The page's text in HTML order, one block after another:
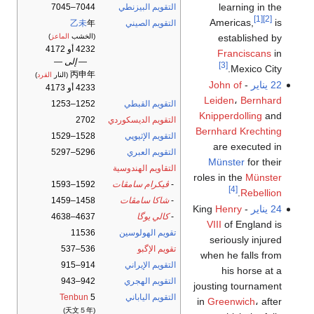
التقويم البيزنطي
7044–7045
التقويم الصيني
乙未年
(الخشب الماعز )
4232 أو 4172
— إلى —
丙申年 (النار القرد)
4233 أو 4173
التقويم القبطي
1252–1253
التقويم الديسكوردي
2702
التقويم الإثيوپي
1528–1529
التقويم العبري
5296–5297
التقاويم الهندوسية
- ڤيكرام سامڤات
1592–1593
-شاكا سامڤات
1458–1459
-كالي يوگا
4637–4638
تقويم الهولوسين
11536
تقويم الإگبو
536–537
التقويم الإيراني
914–915
التقويم الهجري
942–943
التقويم الياباني
Tenbun 5
(天文５年)
learning in the
Americas,
[1] [2]is
established by
Franciscansin
Mexico City.
[3]
22 يناير -
John of
Leiden، Bernhard
Knipperdolling and
Bernhard Krechting
are executed in
Münsterfor their
roles in the Münster
Rebellion
.
[4]
24 يناير - King
Henry
VIII of England is
seriously injured
when he falls from
his horse at a
jousting tournament
in Greenwich، after